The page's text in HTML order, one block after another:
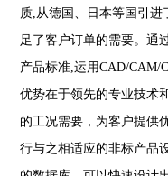
质,从德国、日本等国引
足了客户订单的需要。通
产品标准,运用CAD/CAM/
优势在于领先的专业技术
的工况需要，为客户提供
行与之相适应的非标产品